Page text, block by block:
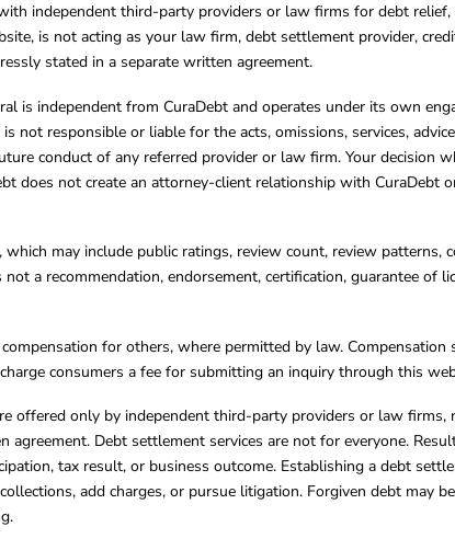
independent third-party providers or law firms for debt
is not acting as your law firm, debt settlement provider,
stated in a separate written agreement.
is independent from CuraDebt and operates under its own
not responsible or liable for the acts, omissions, services,
conduct of any referred provider or law firm. Your decision
does not create an attorney-client relationship with CuraDebt
may include public ratings, review count, review patterns,
a recommendation, endorsement, certification, guarantee of
for others, where permitted by law. Compensation
consumers a fee for submitting an inquiry through this
offered only by independent third-party providers or law firms,
Debt settlement services are not for everyone.
tax result, or business outcome. Establishing a debt
add charges, or pursue litigation. Forgiven debt may